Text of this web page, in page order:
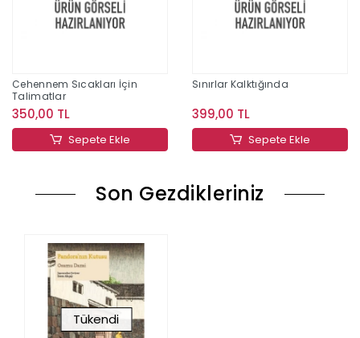
Cehennem Sıcakları İçin
Talimatlar
350,00 TL
Sepete Ekle
Sınırlar Kalktığında
399,00 TL
Sepete Ekle
Son Gezdikleriniz
Tükendi